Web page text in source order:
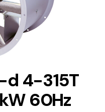
d 4-315T
60Hz